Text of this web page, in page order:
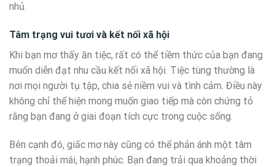
nhủ.
Tâm trạng vui tươi và kết nối xã hội
Khi bạn mơ thấy ăn tiệc, rất có thể tiềm thức của bạn đang
muốn diễn đạt nhu cầu kết nối xã hội. Tiệc tùng thường là
nơi mọi người tụ tập, chia sẻ niềm vui và tình cảm. Điều này
không chỉ thể hiện mong muốn giao tiếp mà còn chứng tỏ
rằng bạn đang ở giai đoạn tích cực trong cuộc sống.
Bên cạnh đó, giấc mơ này cũng có thể phản ánh một tâm
trạng thoải mái, hạnh phúc. Bạn đang trải qua khoảng thời